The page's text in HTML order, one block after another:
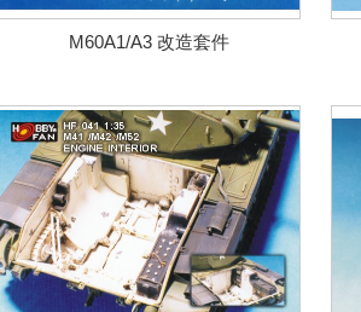
M60A1/A3 改造套件